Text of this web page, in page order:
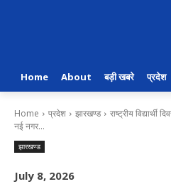
Home About बड़ी खबरे प्रदेश
Home प्रदेश झारखण्ड
राष्ट्रीय
नई नगर...
झारखण्ड
July 8, 2026